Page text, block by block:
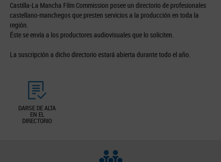
Castilla-La Mancha Film Commission posee un directorio de profesionales
castellano-manchegos que presten servicios a la producción en toda la
región.
Éste se envía a los productores audiovisuales que lo soliciten.
La suscripción a dicho directorio estará abierta durante todo el año.
DARSE DE ALTA
EN EL
DIRECTORIO